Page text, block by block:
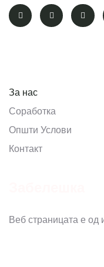
За нас
Соработка
Општи Услови
Контакт
Веб страницата е од